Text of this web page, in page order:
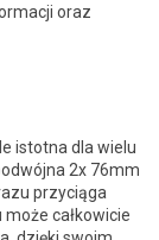
oraz
istotna dla wielu
2x 76mm
przyciąga
całkowicie